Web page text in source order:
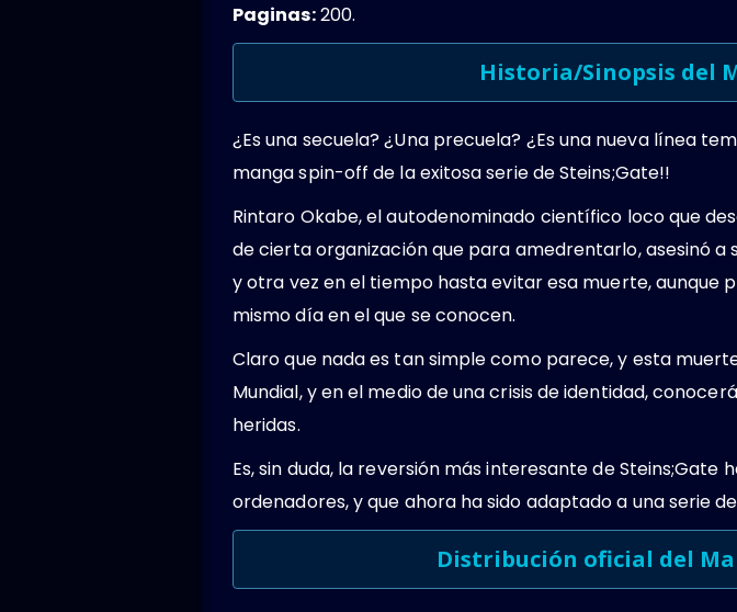
Paginas:200.
Historia/Sinopsis del
¿Es una secuela? ¿Una precuela? ¿Es una nueva línea
manga spin-off de la exitosa serie de Steins;Gate!!
Rintaro Okabe, el autodenominado científico loco que
de cierta organización que para amedrentarlo, asesinó a
y otra vez en el tiempo hasta evitar esa muerte, aunque
mismo día en el que se conocen.
Claro que nada es tan simple como parece, y esta
Mundial, y en el medio de una crisis de identidad,
heridas.
Es, sin duda, la reversión más interesante de
ordenadores, y que ahora ha sido adaptado a una serie
Distribución oficial del